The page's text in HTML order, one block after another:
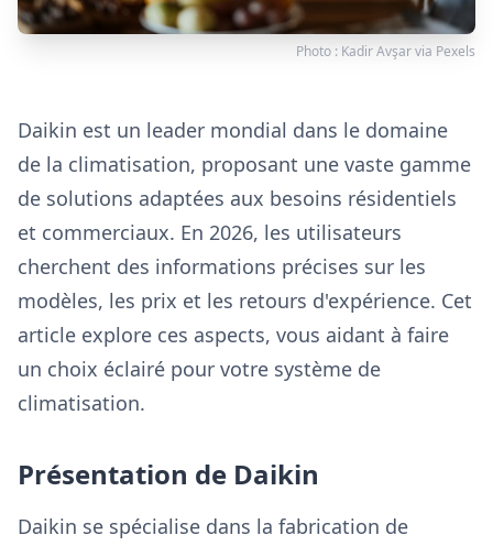
Photo : Kadir Avşarvia Pexels
Daikin est un leader mondial dans le domaine
de la climatisation, proposant une vaste gamme
de solutions adaptées aux besoins résidentiels
et commerciaux. En 2026, les utilisateurs
cherchent des informations précises sur les
modèles, les prix et les retours d'expérience. Cet
article explore ces aspects, vous aidant à faire
un choix éclairé pour votre système de
climatisation.
Présentation de Daikin
Daikin se spécialise dans la fabrication de